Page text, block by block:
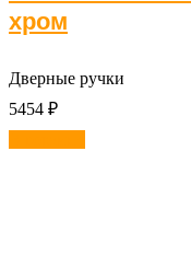
хром
Дверные ручки
5454 ₽